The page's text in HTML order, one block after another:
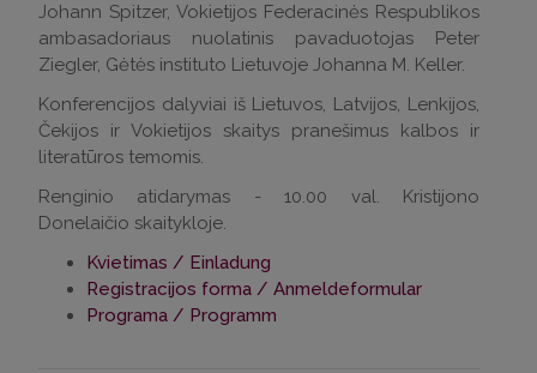
Johann Spitzer, Vokietijos Federacinės Respublikos
ambasadoriaus nuolatinis pavaduotojas Peter
Ziegler, Gėtės instituto Lietuvoje Johanna M. Keller.
Konferencijos dalyviai iš Lietuvos, Latvijos, Lenkijos,
Čekijos ir Vokietijos skaitys pranešimus kalbos ir
literatūros temomis.
Renginio atidarymas - 10.00 val. Kristijono
Donelaičio skaitykloje.
Kvietimas / Einladung
Registracijos forma / Anmeldeformular
Programa / Programm